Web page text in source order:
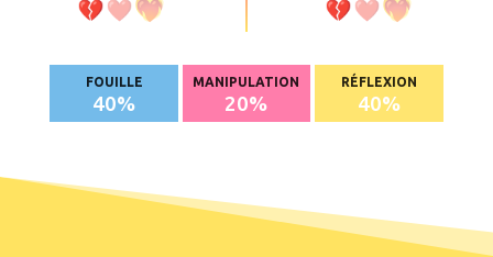
FOUILLE
40%
MANIPULATION
20%
RÉFLEXION
40%